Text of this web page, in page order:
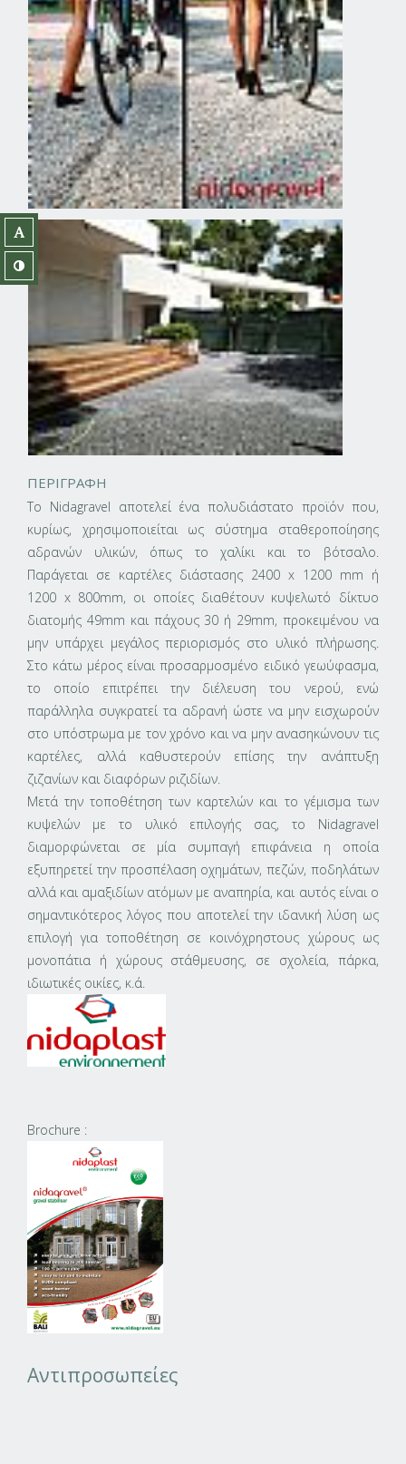
ΠΕΡΙΓΡΑΦΗ
To Nidagravel αποτελεί ένα πολυδιάστατο προϊόν που,
κυρίως, χρησιμοποιείται ως σύστημα σταθεροποίησης
αδρανών υλικών, όπως το χαλίκι και το βότσαλο.
Παράγεται σε καρτέλες διάστασης 2400 x 1200 mm ή
1200 x 800mm, οι οποίες διαθέτουν κυψελωτό δίκτυο
διατομής 49mm και πάχους 30 ή 29mm, προκειμένου να
μην υπάρχει μεγάλος περιορισμός στο υλικό πλήρωσης.
Στο κάτω μέρος είναι προσαρμοσμένο ειδικό γεωύφασμα,
το οποίο επιτρέπει την διέλευση του νερού, ενώ
παράλληλα συγκρατεί τα αδρανή ώστε να μην εισχωρούν
στο υπόστρωμα με τον χρόνο και να μην ανασηκώνουν τις
καρτέλες, αλλά καθυστερούν επίσης την ανάπτυξη
ζιζανίων και διαφόρων ριζιδίων.
Μετά την τοποθέτηση των καρτελών και το γέμισμα των
κυψελών με το υλικό επιλογής σας, το Nidagravel
διαμορφώνεται σε μία συμπαγή επιφάνεια η οποία
εξυπηρετεί την προσπέλαση οχημάτων, πεζών, ποδηλάτων
αλλά και αμαξιδίων ατόμων με αναπηρία, και αυτός είναι ο
σημαντικότερος λόγος που αποτελεί την ιδανική λύση ως
επιλογή για τοποθέτηση σε κοινόχρηστους χώρους ως
μονοπάτια ή χώρους στάθμευσης, σε σχολεία, πάρκα,
ιδιωτικές οικίες, κ.ά.
Brochure :
Αντιπροσωπείες